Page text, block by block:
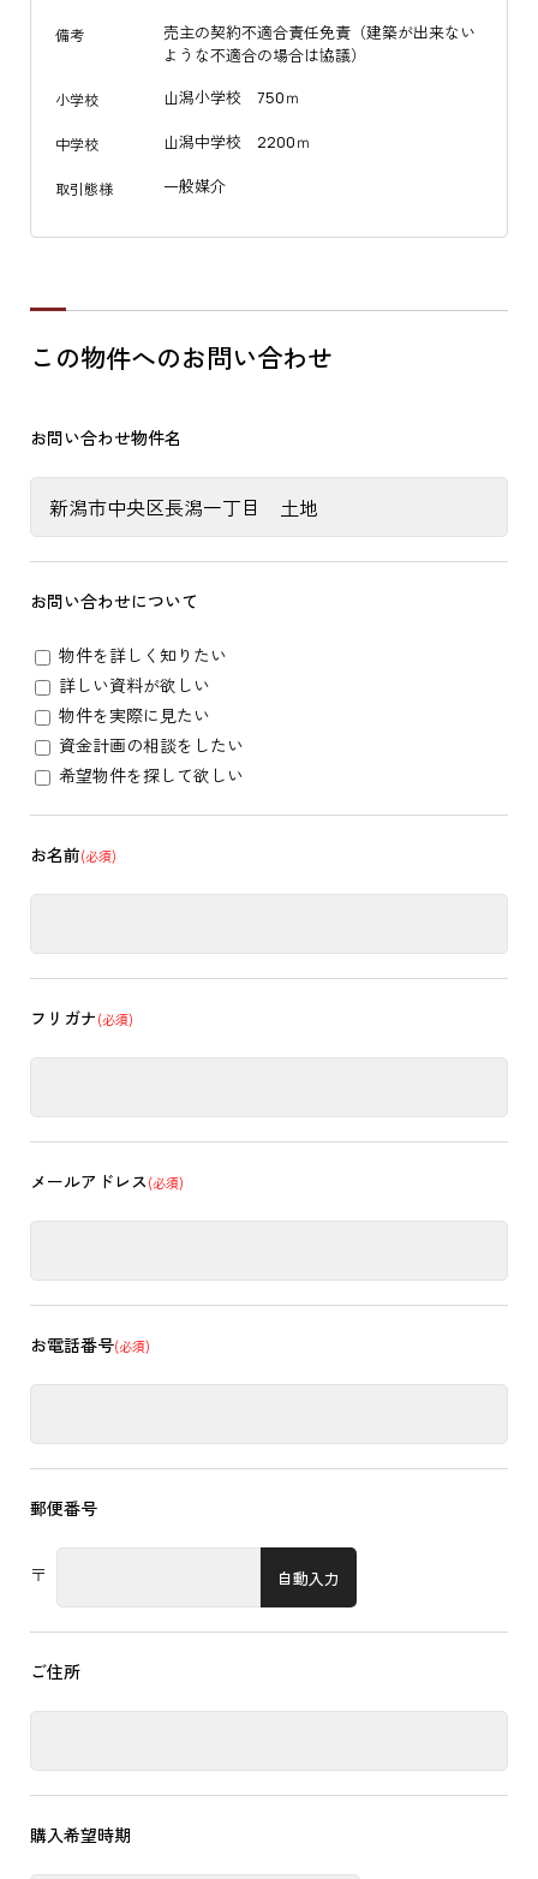
備考
売主の契約不適合責任免責（建築が出来ない
ような不適合の場合は協議）
小学校 山潟小学校 750ｍ
中学校 山潟中学校 2200ｍ
取引態様 一般媒介
この物件へのお問い合わせ
お問い合わせ物件名
お問い合わせについて
物件を詳しく知りたい
詳しい資料が欲しい
物件を実際に見たい
資金計画の相談をしたい
希望物件を探して欲しい
お名前(必須)
フリガナ(必須)
メールアドレス(必須)
お電話番号(必須)
郵便番号
〒 自動入力
ご住所
購入希望時期